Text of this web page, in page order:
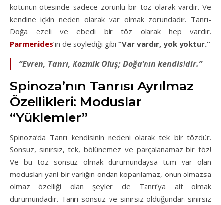
kötünün ötesinde sadece zorunlu bir töz olarak vardır. Ve
kendine içkin neden olarak var olmak zorundadır. Tanrı-
Doğa ezeli ve ebedi bir töz olarak hep vardır.
Parmenides’in de söylediği gibi “Var vardır, yok yoktur.”
“Evren, Tanrı, Kozmik Oluş; Doğa’nın kendisidir.”
Spinoza’nın Tanrısı Ayrılmaz
Özellikleri: Moduslar
“Yüklemler”
Spinoza’da Tanrı kendisinin nedeni olarak tek bir tözdür.
Sonsuz, sınırsız, tek, bölünemez ve parçalanamaz bir töz!
Ve bu töz sonsuz olmak durumundaysa tüm var olan
modusları yani bir varlığın ondan koparılamaz, onun olmazsa
olmaz özelliği olan şeyler de Tanrı’ya ait olmak
durumundadır. Tanrı sonsuz ve sınırsız olduğundan sınırsız